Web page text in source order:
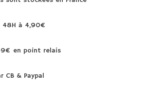
48H à 4,90€
en point relais
CB & Paypal